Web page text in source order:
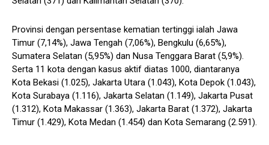
Provinsi dengan persentase kematian tertinggi ialah Jawa
Timur (7,14%), Jawa Tengah (7,06%), Bengkulu (6,65%),
Sumatera Selatan (5,95%) dan Nusa Tenggara Barat (5,9%).
Serta 11 kota dengan kasus aktif diatas 1000, diantaranya
Kota Bekasi (1.025), Jakarta Utara (1.043), Kota Depok (1.043),
Kota Surabaya (1.116), Jakarta Selatan (1.149), Jakarta Pusat
(1.312), Kota Makassar (1.363), Jakarta Barat (1.372), Jakarta
Timur (1.429), Kota Medan (1.454) dan Kota Semarang (2.591).